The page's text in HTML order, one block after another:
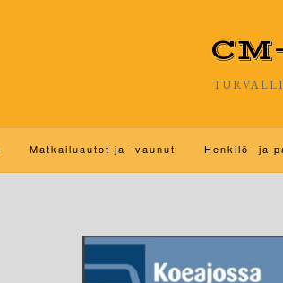
Matkailuautot ja -vaunut Henkilö- ja